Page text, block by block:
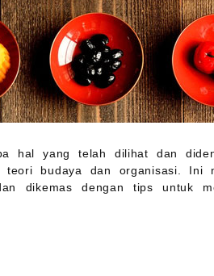
hal yang telah dilihat dan
teori budaya dan organisasi. Ini
dikemas dengan tips untuk